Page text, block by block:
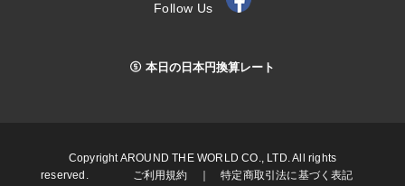
Follow Us
本日の日本円換算レート
Copyright AROUND THE WORLD CO., LTD. All rights
reserved. ご利用規約 ｜特定商取引法に基づく表記